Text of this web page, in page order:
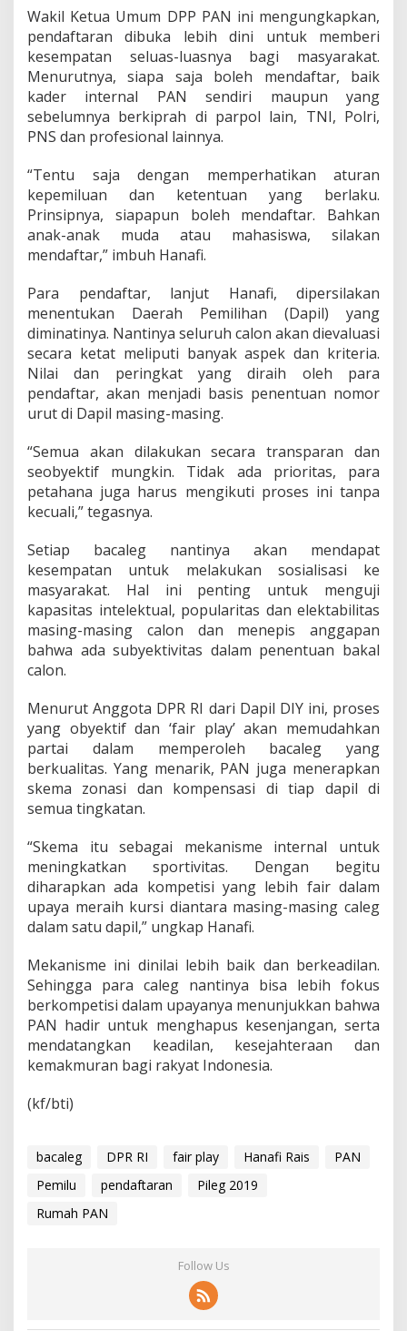
n
B
a
c
a
l
e
P
m
i
l
u
2
9
Wakil Ketua Umum DPP PAN ini mengungkapkan,
pendaftaran dibuka lebih dini untuk memberi
kesempatan seluas-luasnya bagi masyarakat.
Menurutnya, siapa saja boleh mendaftar, baik
kader internal PAN sendiri maupun yang
sebelumnya berkiprah di parpol lain, TNI, Polri,
PNS dan profesional lainnya.
“Tentu saja dengan memperhatikan aturan
kepemiluan dan ketentuan yang berlaku.
Prinsipnya, siapapun boleh mendaftar. Bahkan
anak-anak muda atau mahasiswa, silakan
mendaftar,” imbuh Hanafi.
Para pendaftar, lanjut Hanafi, dipersilakan
menentukan Daerah Pemilihan (Dapil) yang
diminatinya. Nantinya seluruh calon akan dievaluasi
secara ketat meliputi banyak aspek dan kriteria.
Nilai dan peringkat yang diraih oleh para
pendaftar, akan menjadi basis penentuan nomor
urut di Dapil masing-masing.
“Semua akan dilakukan secara transparan dan
seobyektif mungkin. Tidak ada prioritas, para
petahana juga harus mengikuti proses ini tanpa
kecuali,” tegasnya.
Setiap bacaleg nantinya akan mendapat
kesempatan untuk melakukan sosialisasi ke
masyarakat. Hal ini penting untuk menguji
kapasitas intelektual, popularitas dan elektabilitas
masing-masing calon dan menepis anggapan
bahwa ada subyektivitas dalam penentuan bakal
calon.
Menurut Anggota DPR RI dari Dapil DIY ini, proses
yang obyektif dan ‘fair play’ akan memudahkan
partai dalam memperoleh bacaleg yang
berkualitas. Yang menarik, PAN juga menerapkan
skema zonasi dan kompensasi di tiap dapil di
semua tingkatan.
“Skema itu sebagai mekanisme internal untuk
meningkatkan sportivitas. Dengan begitu
diharapkan ada kompetisi yang lebih fair dalam
upaya meraih kursi diantara masing-masing caleg
dalam satu dapil,” ungkap Hanafi.
Mekanisme ini dinilai lebih baik dan berkeadilan.
Sehingga para caleg nantinya bisa lebih fokus
berkompetisi dalam upayanya menunjukkan bahwa
PAN hadir untuk menghapus kesenjangan, serta
mendatangkan keadilan, kesejahteraan dan
kemakmuran bagi rakyat Indonesia.
(kf/bti)
bacaleg DPR RI fair play Hanafi Rais
PAN
Pemilu
pendaftaran
Pileg 2019
Rumah PAN
Follow Us